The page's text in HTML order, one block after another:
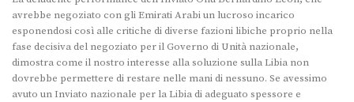
avrebbe negoziato con gli Emirati Arabi un lucroso incarico
esponendosi così alle critiche di diverse fazioni libiche proprio nella
fase decisiva del negoziato per il Governo di Unità nazionale,
dimostra come il nostro interesse alla soluzione sulla Libia non
dovrebbe permettere di restare nelle mani di nessuno. Se avessimo
avuto un Inviato nazionale per la Libia di adeguato spessore e